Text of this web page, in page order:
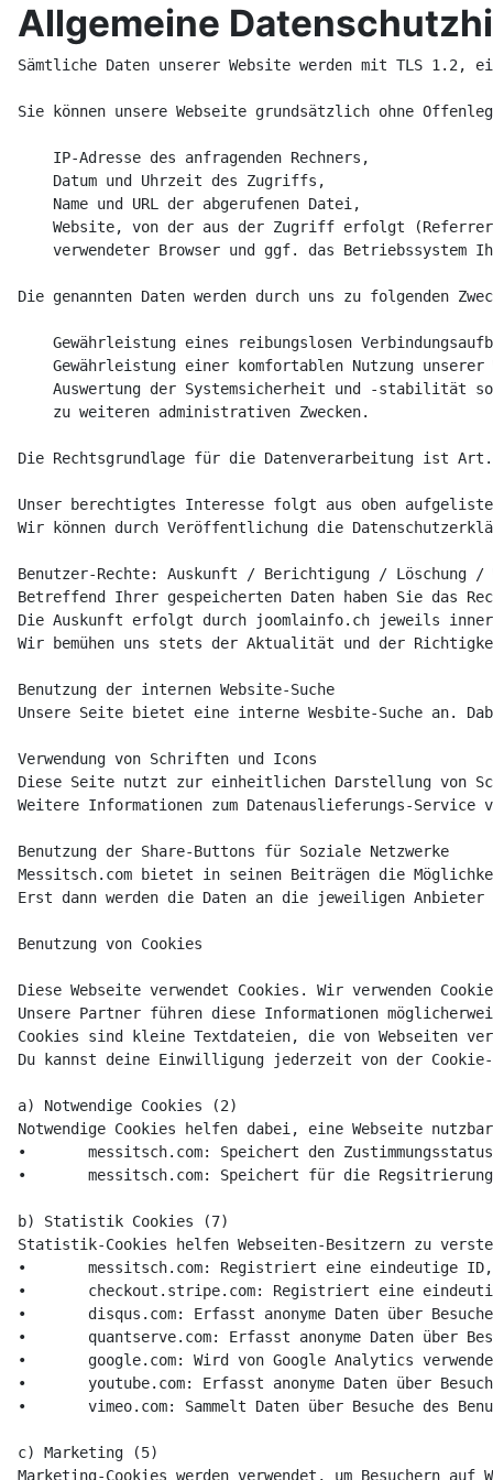
Allgemeine
Sämtliche Daten unserer Website werden mit TLS 1.2, einer AES-128 Bit Verschlüsselung via SSL übermittelt.

Sie können unsere Webseite grundsätzlich ohne Offenlegung Ihrer Identität nutzen. Beim Aufrufen unserer Website werden durch den auf Ihrem Endgerät zum Einsatz kommenden Browser automatisch Informationen an den Server unserer Website gesendet. Diese Informationen werden temporär in einem sog. Logfile gespeichert. Folgende Informationen werden dabei ohne Ihr Zutun erfasst und bis zur automatisierten Löschung gespeichert:

    IP-Adresse des anfragenden Rechners,
    Datum und Uhrzeit des Zugriffs,
    Name und URL der abgerufenen Datei,
    Website, von der aus der Zugriff erfolgt (Referrer-URL),
    verwendeter Browser und ggf. das Betriebssystem Ihres Rechners sowie der Name Ihres Access-Providers.

Die genannten Daten werden durch uns zu folgenden Zwecken verarbeitet:

    Gewährleistung eines reibungslosen Verbindungsaufbaus der Website,
    Gewährleistung einer komfortablen Nutzung unserer Website,
    Auswertung der Systemsicherheit und -stabilität sowie
    zu weiteren administrativen Zwecken.

Die Rechtsgrundlage für die Datenverarbeitung ist Art. 6 Abs. 1 S. 1 lit. f DSGVO.

Unser berechtigtes Interesse folgt aus oben aufgelisteten Zwecken zur Datenerhebung. In keinem Fall verwenden wir die erhobenen Daten zu dem Zweck, Rückschlüsse auf Ihre Person zu ziehen. Darüber hinaus setzen wir beim Besuch dieser Website Cookies sowie Analysedienste ein. Nähere Erläuterungen dazu erhalten Sie im nachfolgenden Abschnitt. Die Daten werden, sofern nicht anders vermerkt, ausschliesslich auf unseren eigenen Servern (Serverstandort Schweiz) gespeichert. Es werden keine Daten an Dritte weitergegeben.
Wir können durch Veröffentlichung die Datenschutzerklärung auf unserer Webseite jederzeit anpassen.

Benutzer-Rechte: Auskunft / Berichtigung / Löschung / Widerspruch 
Betreffend Ihrer gespeicherten Daten haben Sie das Recht auf Auskunft, Löschung und Berichtigung. Ebenfalls haben Sie auch das Recht auf Widerspruch. Sie können jederzeit bei joomlainfo.ch über den Umfang, die Herkunft, die Empfänger sowie auch den Zweck, der über Sie gespeicherten personenbezogenen Daten Auskunft verlangen. 
Die Auskunft erfolgt durch joomlainfo.ch jeweils innerhalb einer angemessenen Frist, schriftlich.
Wir bemühen uns stets der Aktualität und der Richtigkeit der Daten, dennoch kann es vorkommen, dass falsche Daten gespeichert sind, auf Ihre Aufforderung berichtigen wir diese selbstverständlich. Weiterhin haben Sie ebenfalls jederzeit das Recht auf Löschung Ihrer gespeicherten personenbezogenen Daten.

Benutzung der internen Website-Suche
Unsere Seite bietet eine interne Wesbite-Suche an. Dabei werden die gesuchten Begriffe über ein Formular an die Datenbank gesendet, um die möglichen Resultate ausgeben zu können. Jedoch werden auf der Seite keine Suchstatistiken (wer, wann, was gesucht hat) erfasst.

Verwendung von Schriften und Icons
Diese Seite nutzt zur einheitlichen Darstellung von Schriftarten und Icons so genannte Web Fonts und Grafiken, die über Cloudflare bereitgestellt werden. Beim Aufruf einer Seite lädt Ihr Browser die benötigten Web Fonts und Grafiken in ihren Browsercache, um Texte und Schriftarten korrekt anzuzeigen. Wenn Ihr Browser Web Fonts nicht unterstützt, wird eine Standardschrift von Ihrem Computer genutzt. Bei den Grafiken wird anstelle der Grafik ein Quadrat dargestellt.
Weitere Informationen zum Datenauslieferungs-Service von Cloudflare, 25 Lavington Street 2nd Floor London SE1 0NZ gibt es hier.

Benutzung der Share-Buttons für Soziale Netzwerke
Messitsch.com bietet in seinen Beiträgen die Möglichkeit der Nutzung von sog. „Social-Media-Buttons“ an. Zum Schutze der Daten setzen wir bei der Implementierung auf die Lösung „Shariff“. Hierdurch werden diese Buttons auf der Webseite lediglich als Grafik eingebunden, die eine Verlinkung auf die entsprechende Webseite des Button-Anbieters enthält. Erst durch Anklicken der Grafik werden Sie zu den Diensten der jeweiligen Anbieter weitergeleitet. 
Erst dann werden die Daten an die jeweiligen Anbieter gesendet. Sofern Sie die Grafik nicht anklicken, findet keinerlei Austausch zwischen Ihnen und den Anbietern der Social-Media-Buttons statt. Informationen über die Erhebung und Verwendung Ihrer Daten in den sozialen Netzwerken finden Sie in den jeweiligen Nutzungsbedingungen der entsprechenden Anbieter.

Benutzung von Cookies

Diese Webseite verwendet Cookies. Wir verwenden Cookies, um Inhalte und Anzeigen zu personalisieren, Funktionen für soziale Medien anbieten zu können und die Zugriffe auf unsere Website zu analysieren. Außerdem geben wir Informationen zu Ihrer Verwendung unserer Website an unsere Partner für soziale Medien, Werbung und Analysen weiter. 
Unsere Partner führen diese Informationen möglicherweise mit weiteren Daten zusammen, die du ihnen bereitgestellt hast oder die sie im Rahmen Ihrer Nutzung der Dienste gesammelt haben.